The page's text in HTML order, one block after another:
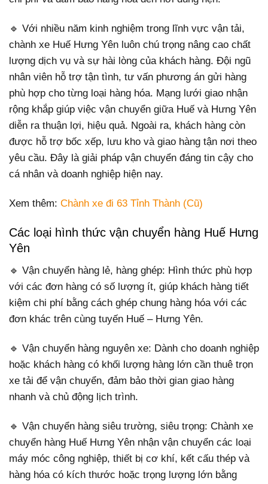
🔹 Với nhiều năm kinh nghiệm trong lĩnh vực vận tải,
chành xe Huế Hưng Yên luôn chú trọng nâng cao chất
lượng dịch vụ và sự hài lòng của khách hàng. Đội ngũ
nhân viên hỗ trợ tận tình, tư vấn phương án gửi hàng
phù hợp cho từng loại hàng hóa. Mạng lưới giao nhận
rộng khắp giúp việc vận chuyển giữa Huế và Hưng Yên
diễn ra thuận lợi, hiệu quả. Ngoài ra, khách hàng còn
được hỗ trợ bốc xếp, lưu kho và giao hàng tận nơi theo
yêu cầu. Đây là giải pháp vận chuyển đáng tin cậy cho
cá nhân và doanh nghiệp hiện nay.
Xem thêm: Chành xe đi 63 Tỉnh Thành (Cũ)
Các loại hình thức vận chuyển hàng Huế Hưng
Yên
🔹 Vận chuyển hàng lẻ, hàng ghép: Hình thức phù hợp
với các đơn hàng có số lượng ít, giúp khách hàng tiết
kiệm chi phí bằng cách ghép chung hàng hóa với các
đơn khác trên cùng tuyến Huế – Hưng Yên.
🔹 Vận chuyển hàng nguyên xe: Dành cho doanh nghiệp
hoặc khách hàng có khối lượng hàng lớn cần thuê trọn
xe tải để vận chuyển, đảm bảo thời gian giao hàng
nhanh và chủ động lịch trình.
🔹 Vận chuyển hàng siêu trường, siêu trọng: Chành xe
chuyển hàng Huế Hưng Yên nhận vận chuyển các loại
máy móc công nghiệp, thiết bị cơ khí, kết cấu thép và
hàng hóa có kích thước hoặc trọng lượng lớn bằng